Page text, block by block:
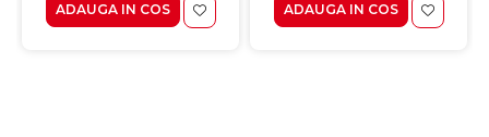
ADAUGA IN COS ADAUGA IN COS